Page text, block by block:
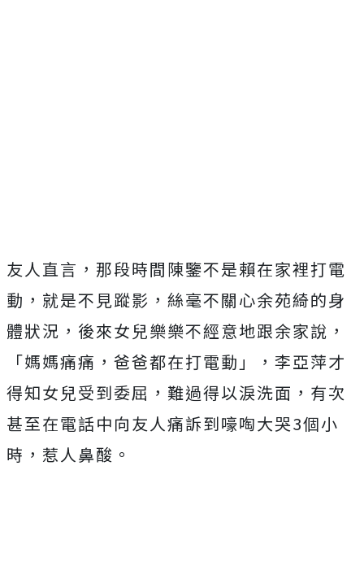
友人直言，那段時間陳鑒不是賴在家裡打電
動，就是不見蹤影，絲毫不關心余苑綺的身
體狀況，後來女兒樂樂不經意地跟余家說，
「媽媽痛痛，爸爸都在打電動」，李亞萍才
得知女兒受到委屈，難過得以淚洗面，有次
甚至在電話中向友人痛訴到嚎啕大哭3個小
時，惹人鼻酸。